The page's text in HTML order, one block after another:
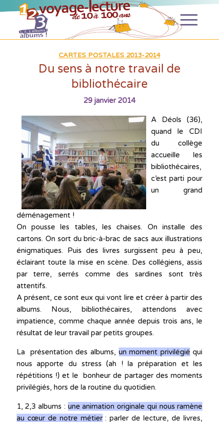
CARTES POSTALES 2013-2014
Du sens à notre travail de
bibliothécaire
29 janvier 2014
A Déols (36),
quand le CDI
du collège
accueille les
bibliothécaires,
c’est parti pour
un grand
déménagement !
On pousse les tables, les chaises. On installe des
cartons. On sort du bric-à-brac de sacs aux illustrations
énigmatiques. Puis des livres surgissent peu à peu,
éclairant toute la mise en scène. Des collégiens, assis
par terre, serrés comme des sardines sont très
attentifs.
A présent, ce sont eux qui vont lire et créer à partir des
albums. Nous, bibliothécaires, attendons avec
impatience, comme chaque année depuis trois ans, le
résultat de leur travail par petits groupes.
La présentation des albums, un moment privilégié qui
nous apporte du stress (ah ! la préparation et les
répétitions !) et le bonheur de partager des moments
privilégiés, hors de la routine du quotidien.
1, 2,3 albums : une animation originale qui nous ramène
au cœur de notre métier: parler de lecture, de livres,